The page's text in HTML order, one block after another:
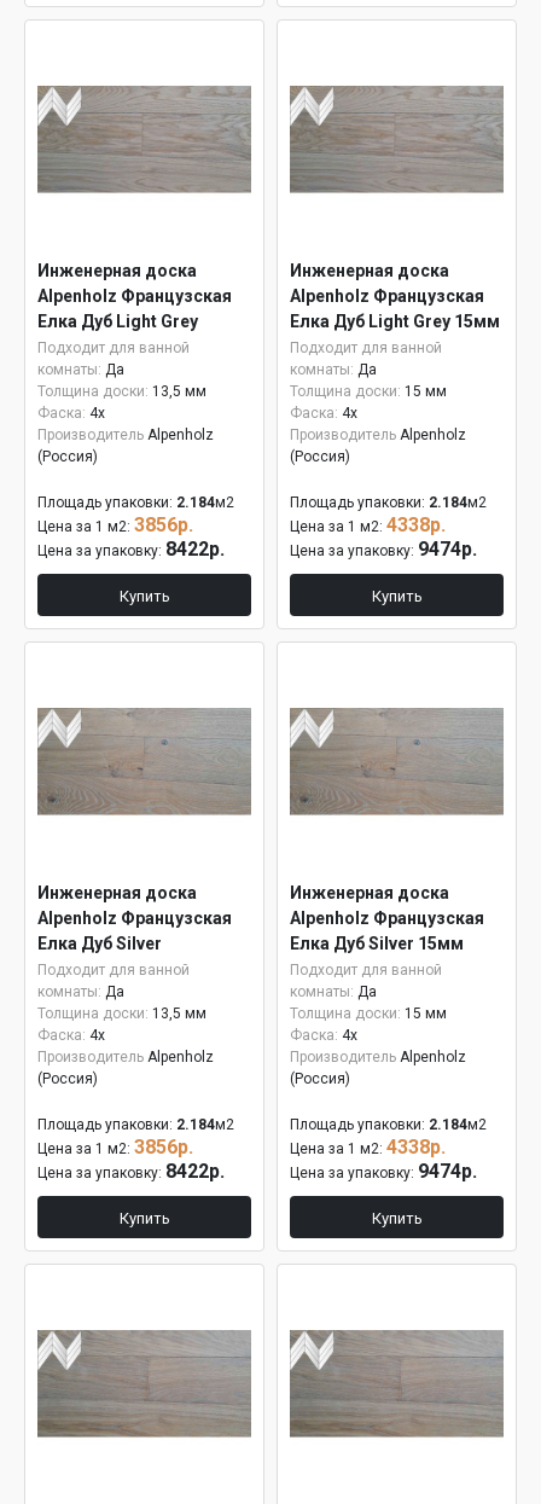
Инженерная доска
Alpenholz Французская
Елка Дуб Light Grey
Подходит для ванной
комнаты: Да
Толщина доски: 13,5 мм
Фаска: 4x
Производитель Alpenholz
(Россия)
Площадь упаковки: 2.184м2
Цена за 1 м2: 3856р.
Цена за упаковку: 8422р.
Купить
Инженерная доска
Alpenholz Французская
Елка Дуб Light Grey 15мм
Подходит для ванной
комнаты: Да
Толщина доски: 15 мм
Фаска: 4x
Производитель Alpenholz
(Россия)
Площадь упаковки: 2.184м2
Цена за 1 м2: 4338р.
Цена за упаковку: 9474р.
Купить
Инженерная доска
Alpenholz Французская
Елка Дуб Silver
Подходит для ванной
комнаты: Да
Толщина доски: 13,5 мм
Фаска: 4x
Производитель Alpenholz
(Россия)
Площадь упаковки: 2.184м2
Цена за 1 м2: 3856р.
Цена за упаковку: 8422р.
Купить
Инженерная доска
Alpenholz Французская
Елка Дуб Silver 15мм
Подходит для ванной
комнаты: Да
Толщина доски: 15 мм
Фаска: 4x
Производитель Alpenholz
(Россия)
Площадь упаковки: 2.184м2
Цена за 1 м2: 4338р.
Цена за упаковку: 9474р.
Купить